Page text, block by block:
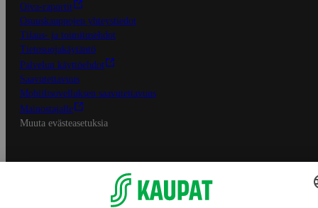
Oiva-raportit
Osuuskauppojen yhteystiedot
Tilaus- ja toimitusehdot
Tietosuojakäytäntö
Palvelun käyttöehdot
Saavutettavuus
Mobiilisovelluksen saavutettavuus
Mainostajalle
Muuta evästeasetuksia
S-ryhmän palvelut